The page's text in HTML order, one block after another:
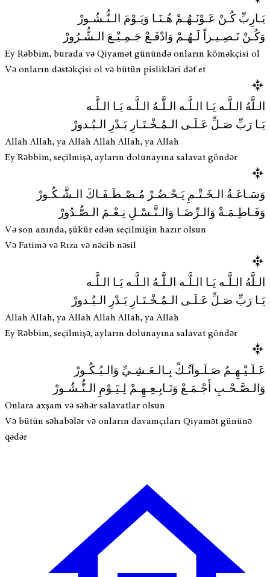
يَـارِبِّ كُـنْ عَـوْنَـهُـمْ هُـنَـا وَيَـوْمَ الـنُّـشُـورْ
وَكُـنْ نَـصِـيـراً لَـهُـمْ وَادْفَـعْ جَـمِـيْـعَ الـشُّـرُورْ
Ey Rəbbim, burada və Qiyamət günündə onların köməkçisi ol
Və onların dəstəkçisi ol və bütün pislikləri dəf et
الـلَّهُ الـلَّـه يَـا الـلَّـه الـلَّـهُ الـلَّـه يَـا الـلَّـه
يَـا رَبِّ صَـلِّ عَـلَـى الـمُـخْـتَـارِ بَـدْرِ الـبُـدورْ
Allah Allah, ya Allah Allah Allah, ya Allah
Ey Rəbbim, seçilmişə, ayların dolunayına salavat göndər
وَسَـاعَـةُ الـخَـتْـمِ يَـحْـضُـرْ مُـصْـطَـفَـاكَ الـشَّـكُـورْ
وَفَـاطِـمَـةْ وَالـرِّضَـا وَالـنَّـسْـلِ نِـعْـمَ الـصُّـدُورْ
Və son anında, şükür edən seçilmişin hazır olsun
Və Fatimə və Rıza və nəcib nəsil
الـلَّهُ الـلَّـه يَـا الـلَّـه الـلَّـهُ الـلَّـه يَـا الـلَّـه
يَـا رَبِّ صَـلِّ عَـلَـى الـمُـخْـتَـارِ بَـدْرِ الـبُـدورْ
Allah Allah, ya Allah Allah Allah, ya Allah
Ey Rəbbim, seçilmişə, ayların dolunayına salavat göndər
عَـلَـيْـهِـمُ صَـلَـواَتُـكْ بِـالـعَـشِـيِّ وَالـبُـكُـورْ
وَالـصَّـحْـبِ أَجْـمَـعْ وَتَـابِـعِـهِـمْ لِـيَـوْمِ الـنُّـشُـورْ
Onlara axşam və səhər salavatlar olsun
Və bütün səhabələr və onların davamçıları Qiyamət gününə
qədər